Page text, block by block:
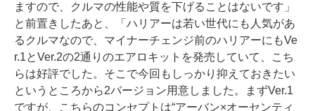
ますので、クルマの性能や質を下げることはないです」
と前置きしたあと、「ハリアーは若い世代にも人気があ
るクルマなので、マイナーチェンジ前のハリアーにもVe
r.1とVer.2の2通りのエアロキットを発売していて、こち
らは好評でした。そこで今回もしっかり抑えておきたい
というところから2バージョン用意しました。まずVer.1
ですが、こちらのコンセプトは“アーバン×オーセンティ